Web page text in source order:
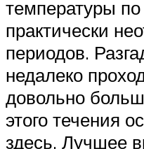
температуры
практически
периодов.
недалеко
довольно
этого течения
здесь. Лучшее